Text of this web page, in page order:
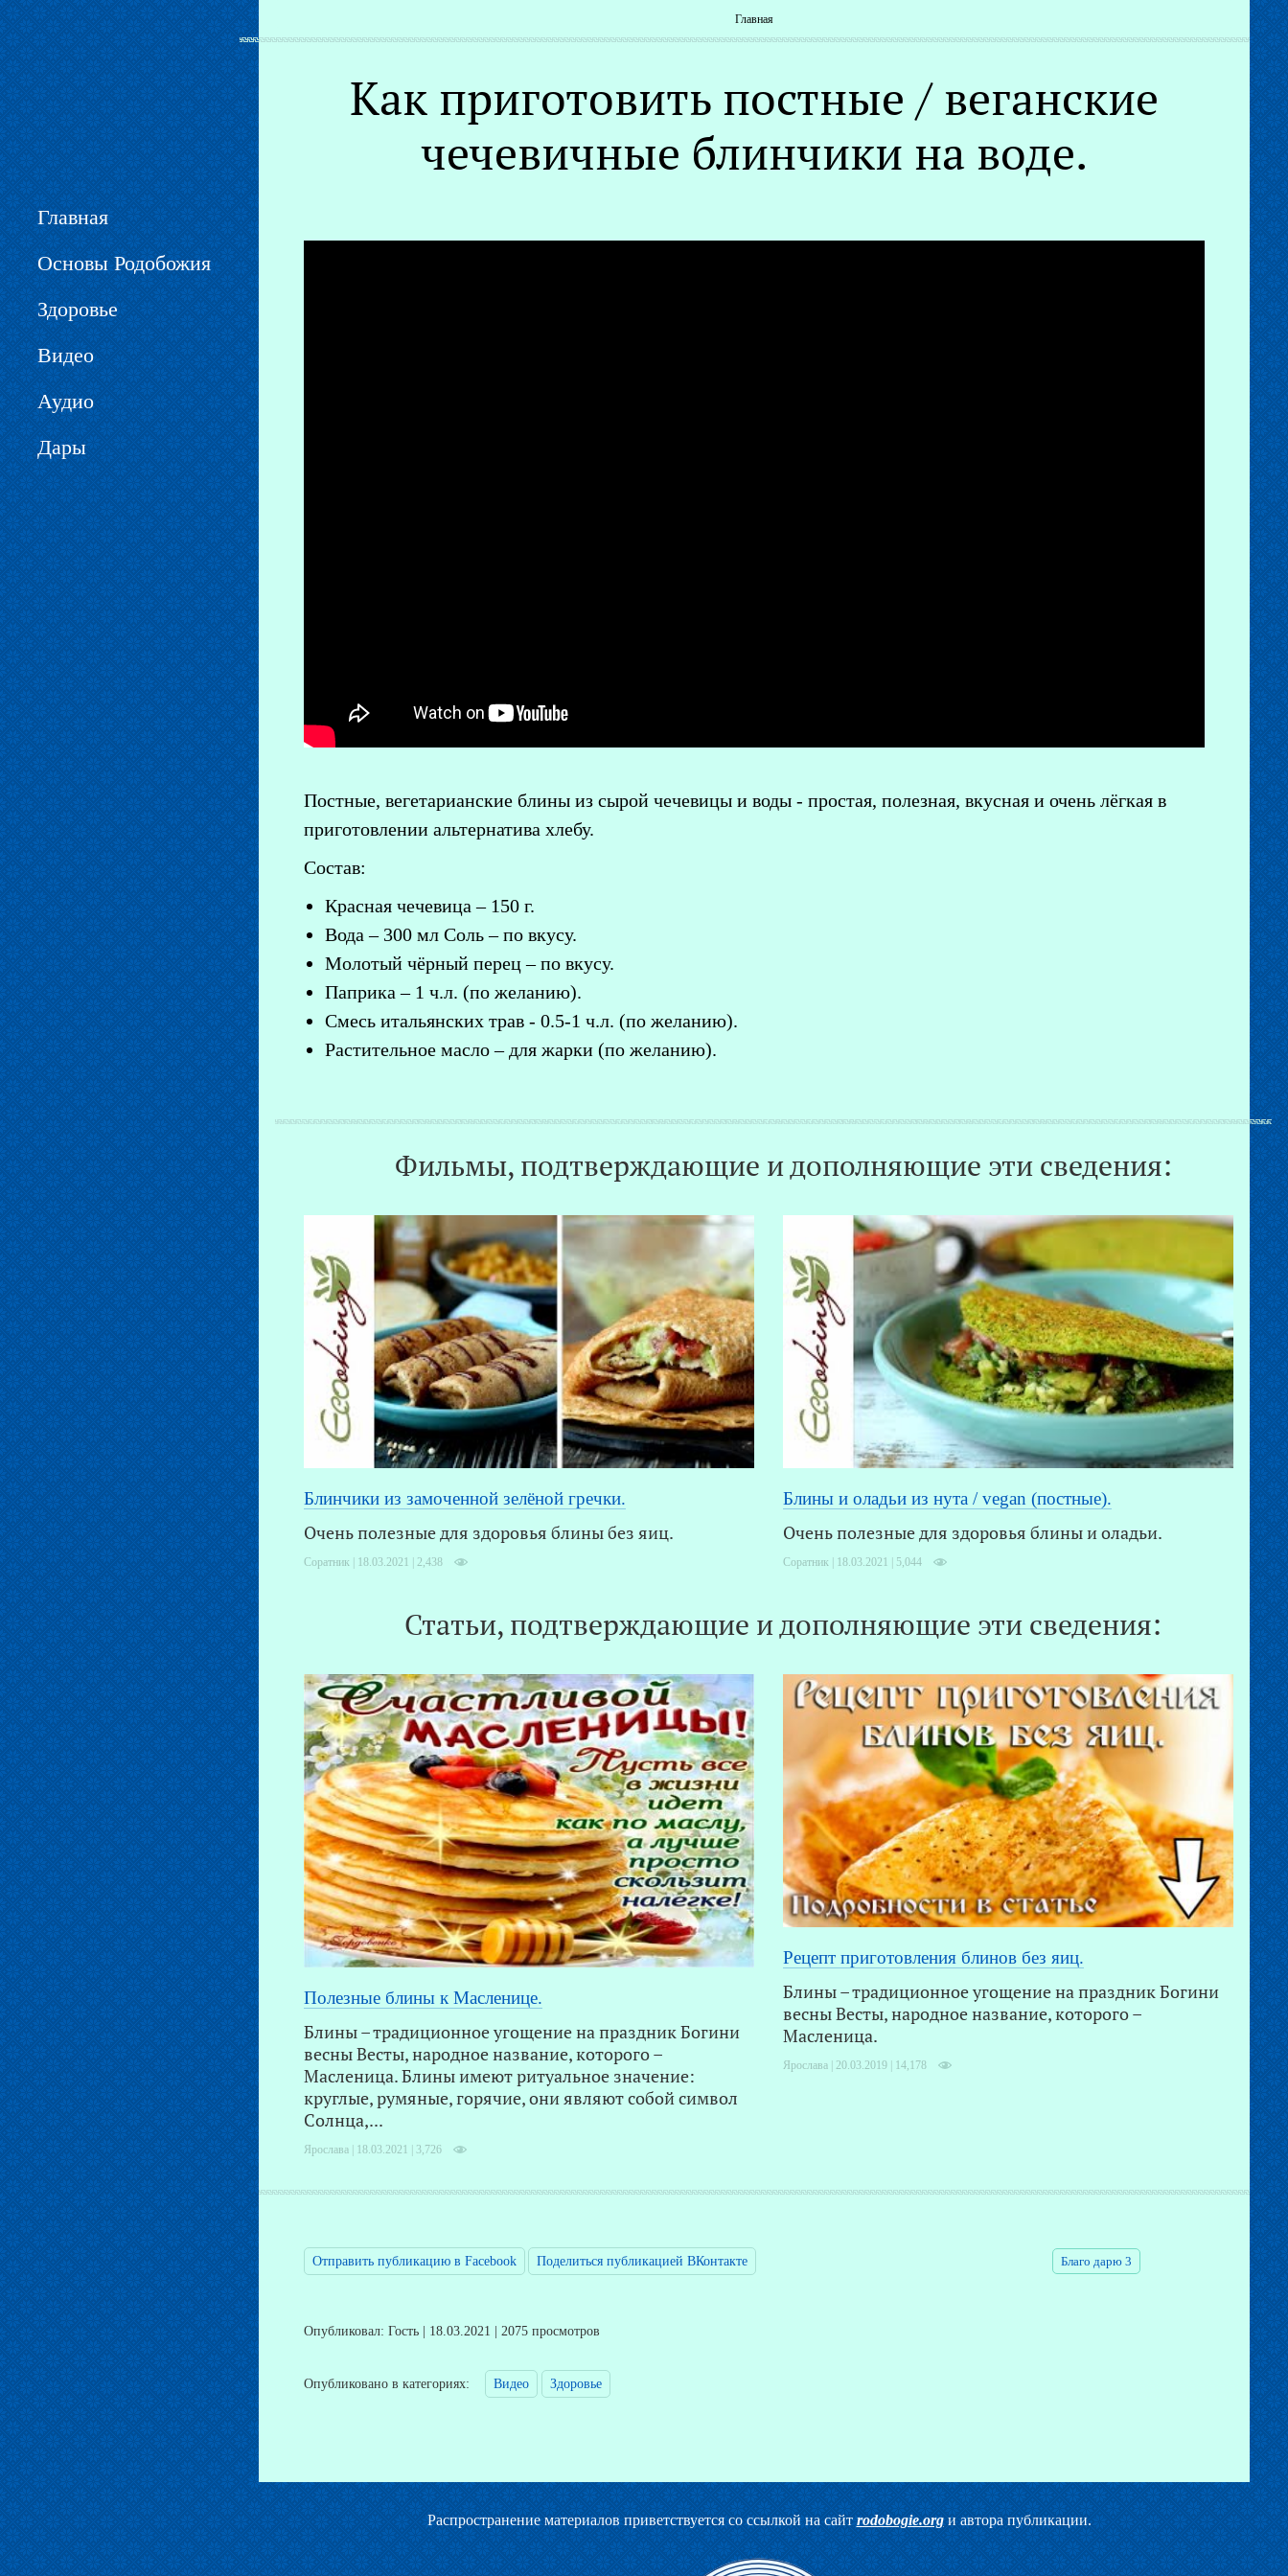
Вы здесь
Главная
Как приготовить постные / веганские
чечевичные блинчики на воде.
Постные, вегетарианские блины из сырой чечевицы и воды - простая, полезная, вкусная и очень лёгкая в
приготовлении альтернатива хлебу.
Состав:
Красная чечевица – 150 г.
Вода – 300 мл Соль – по вкусу.
Молотый чёрный перец – по вкусу.
Паприка – 1 ч.л. (по желанию).
Смесь итальянских трав - 0.5-1 ч.л. (по желанию).
Растительное масло – для жарки (по желанию).
Фильмы, подтверждающие и дополняющие эти сведения:
Блинчики из замоченной зелёной гречки.
Очень полезные для здоровья блины без яиц.
Соратник | 18.03.2021 | 2,438
Блины и оладьи из нута / vegan (постные).
Очень полезные для здоровья блины и оладьи.
Соратник | 18.03.2021 | 5,044
Статьи, подтверждающие и дополняющие эти сведения:
Полезные блины к Масленице.
Блины – традиционное угощение на праздник Богини
весны Весты, народное название, которого –
Масленица. Блины имеют ритуальное значение:
круглые, румяные, горячие, они являют собой символ
Солнца,...
Ярослава | 18.03.2021 | 3,726
Рецепт приготовления блинов без яиц.
Блины – традиционное угощение на праздник Богини
весны Весты, народное название, которого –
Масленица.
Ярослава | 20.03.2019 | 14,178
Отправить публикацию в Facebook Поделиться публикацией ВКонтакте Благо дарю 3
Опубликовал: Гость | 18.03.2021 | 2075 просмотров
Опубликовано в категориях: Видео Здоровье
Распространение материалов приветствуется со ссылкой на сайт rodobogie.orgи автора публикации.
Главная
Основы Родобожия
Здоровье
Видео
Аудио
Дары